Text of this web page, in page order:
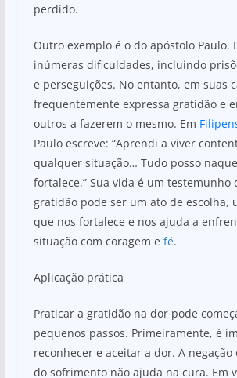
perdido.
Outro exemplo é o do apóstolo Paulo.
inúmeras dificuldades, incluindo
e perseguições. No entanto, em suas
frequentemente expressa gratidão e
outros a fazerem o mesmo. Em
Paulo escreve: “Aprendi a viver
qualquer situação… Tudo posso
fortalece.” Sua vida é um testemunho
gratidão pode ser um ato de escolha,
que nos fortalece e nos ajuda a
situação com coragem e fé.
Aplicação prática
Praticar a gratidão na dor pode
pequenos passos. Primeiramente, é
reconhecer e aceitar a dor. A negação
do sofrimento não ajuda na cura. Em